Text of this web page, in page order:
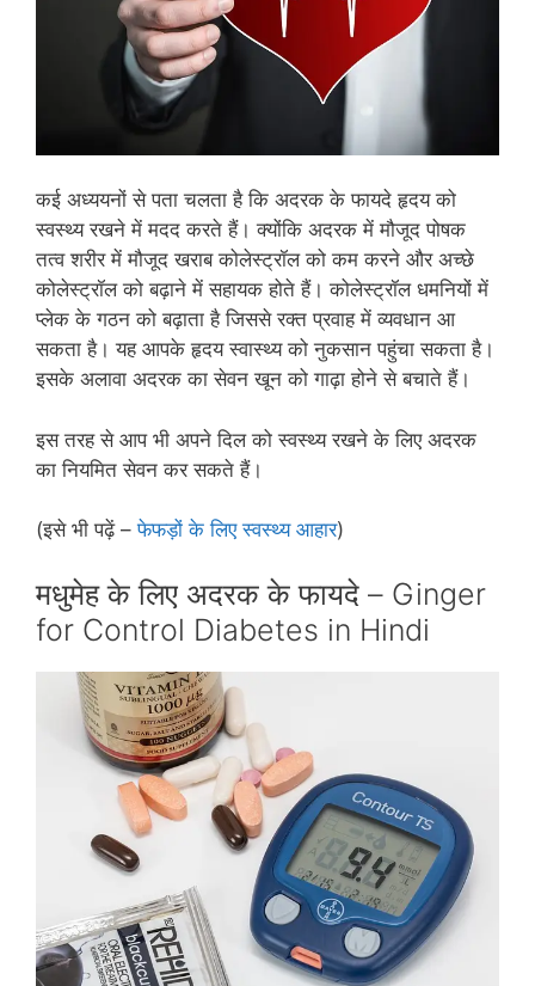
कई अध्‍ययनों से पता चलता है कि अदरक के फायदे हृदय को
स्‍वस्‍थ्‍य रखने में मदद करते हैं। क्‍योंकि अदरक में मौजूद पोषक
तत्‍व शरीर में मौजूद खराब कोलेस्‍ट्रॉल को कम करने और अच्‍छे
कोलेस्‍ट्रॉल को बढ़ाने में सहायक होते हैं। कोलेस्‍ट्रॉल धमनियों में
प्‍लेक के गठन को बढ़ाता है जिससे रक्‍त प्रवाह में व्‍यवधान आ
सकता है। यह आपके हृदय स्‍वास्‍थ्‍य को नुकसान पहुंचा सकता है।
इसके अलावा अदरक का सेवन खून को गाढ़ा होने से बचाते हैं।
इस तरह से आप भी अपने दिल को स्‍वस्‍थ्‍य रखने के लिए अदरक
का नियमित सेवन कर सकते हैं।
(इसे भी पढ़ें –फेफड़ों के लिए स्‍वस्‍थ्‍य आहार)
मधुमेह के लिए अदरक के फायदे – Ginger
for Control Diabetes in Hindi